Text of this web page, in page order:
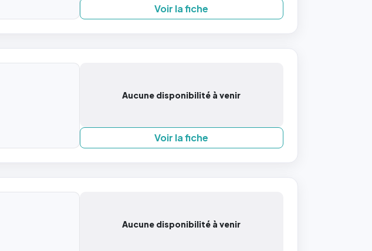
Voir la fiche
Aucune disponibilité à venir
Voir la fiche
Aucune disponibilité à venir